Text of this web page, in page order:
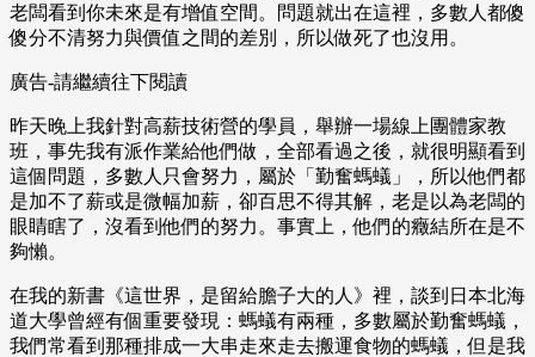
老闆看到你未來是有增值空間。問題就出在這裡，多數人都傻
傻分不清努力與價值之間的差別，所以做死了也沒用。
廣告-請繼續往下閱讀
昨天晚上我針對高薪技術營的學員，舉辦一場線上團體家教
班，事先我有派作業給他們做，全部看過之後，就很明顯看到
這個問題，多數人只會努力，屬於「勤奮螞蟻」，所以他們都
是加不了薪或是微幅加薪，卻百思不得其解，老是以為老闆的
眼睛瞎了，沒看到他們的努力。事實上，他們的癥結所在是不
夠懶。
在我的新書《這世界，是留給膽子大的人》裡，談到日本北海
道大學曾經有個重要發現：螞蟻有兩種，多數屬於勤奮螞蟻，
我們常看到那種排成一大串走來走去搬運食物的螞蟻，但是我